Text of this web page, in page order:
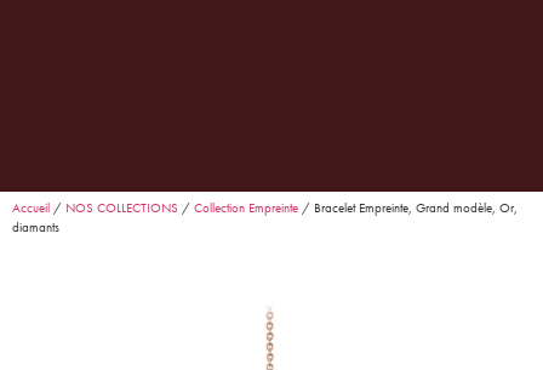
Accueil / NOS COLLECTIONS / Collection Empreinte / Bracelet Empreinte, Grand modèle, Or,
diamants